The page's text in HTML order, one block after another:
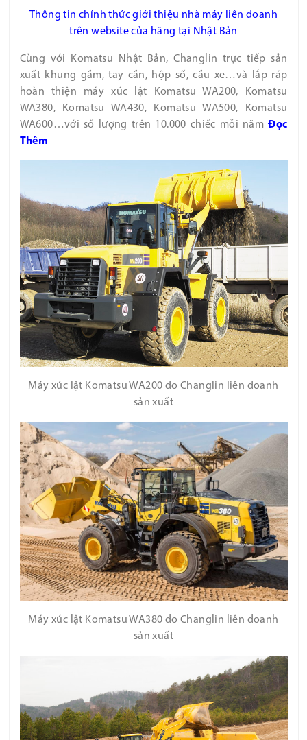
Thông tin chính thức giới thiệu nhà máy liên doanh
trên website của hãng tại Nhật Bản
Cùng với Komatsu Nhật Bản, Changlin trực tiếp sản
xuất khung gầm, tay cần, hộp số, cầu xe…và lắp ráp
hoàn thiện máy xúc lật Komatsu WA200, Komatsu
WA380, Komatsu WA430, Komatsu WA500, Komatsu
WA600…với số lượng trên 10.000 chiếc mỗi năm Đọc
Thêm
Máy xúc lật Komatsu WA200 do Changlin liên doanh
sản xuất
Máy xúc lật Komatsu WA380 do Changlin liên doanh
sản xuất